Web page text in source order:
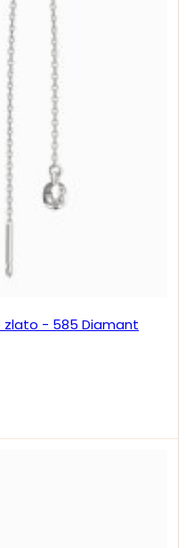
zlato - 585 Diamant